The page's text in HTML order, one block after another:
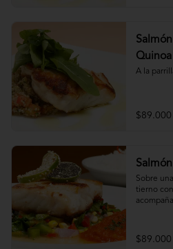
A la
$89.000
Sobre
tierno
$89.000